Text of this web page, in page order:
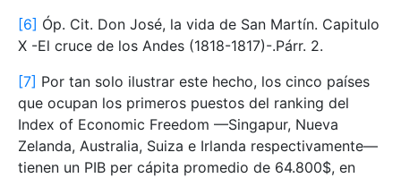
[6] Óp. Cit. Don José, la vida de San Martín. Capitulo
X -El cruce de los Andes (1818-1817)-.Párr. 2.
[7] Por tan solo ilustrar este hecho, los cinco países
que ocupan los primeros puestos del ranking del
Index of Economic Freedom —Singapur, Nueva
Zelanda, Australia, Suiza e Irlanda respectivamente—
tienen un PIB per cápita promedio de 64.800$, en